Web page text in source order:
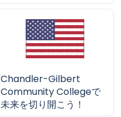
Chandler-Gilbert
Community Collegeで
未来を切り開こう！